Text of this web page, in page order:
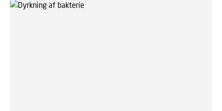
hensyn til fuldkorn og fisk – er det kun et mindretal, som følger